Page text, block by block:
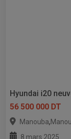
Hyundai i20
56 500 000 DT
Manouba,
8 mars 2025